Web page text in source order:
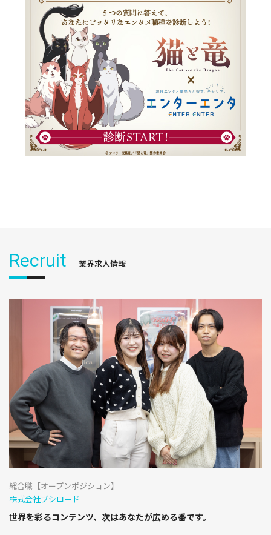
Recruit 業界求人情報
総合職【オープンポジション】
株式会社ブシロード
世界を彩るコンテンツ、次はあなたが広める番です。